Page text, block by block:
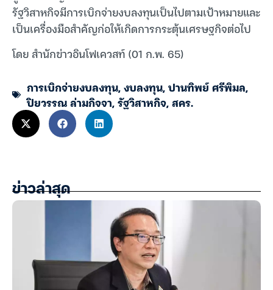
รัฐวิสาหกิจมีการเบิกจ่ายงบลงทุนเป็นไปตามเป้าหมายและ
เป็นเครื่องมือสำคัญก่อให้เกิดการกระตุ้นเศรษฐกิจต่อไป
โดย สำนักข่าวอินโฟเควสท์ (01 ก.พ. 65)
การเบิกจ่ายงบลงทุน,งบลงทุน,ปานทิพย์ ศรีพิมล,
ปิยวรรณ ล่ามกิจจา,รัฐวิสาหกิจ,สคร.
ข่าวล่าสุด